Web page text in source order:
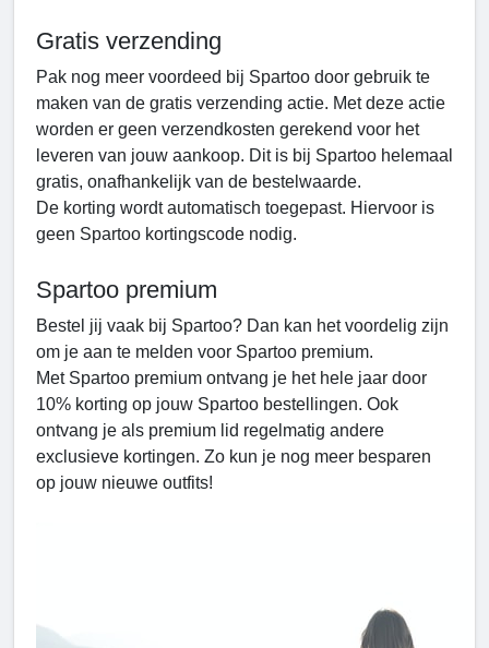
Gratis verzending
Pak nog meer voordeed bij Spartoo door gebruik te
maken van de gratis verzending actie. Met deze actie
worden er geen verzendkosten gerekend voor het
leveren van jouw aankoop. Dit is bij Spartoo helemaal
gratis, onafhankelijk van de bestelwaarde.
De korting wordt automatisch toegepast. Hiervoor is
geen Spartoo kortingscode nodig.
Spartoo premium
Bestel jij vaak bij Spartoo? Dan kan het voordelig zijn
om je aan te melden voor Spartoo premium.
Met Spartoo premium ontvang je het hele jaar door
10% korting op jouw Spartoo bestellingen. Ook
ontvang je als premium lid regelmatig andere
exclusieve kortingen. Zo kun je nog meer besparen
op jouw nieuwe outfits!